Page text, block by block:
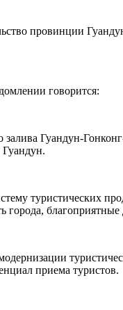
провинции
говорится:
залива Гуандун-
туристических
города, благоприятные
приема туристов.